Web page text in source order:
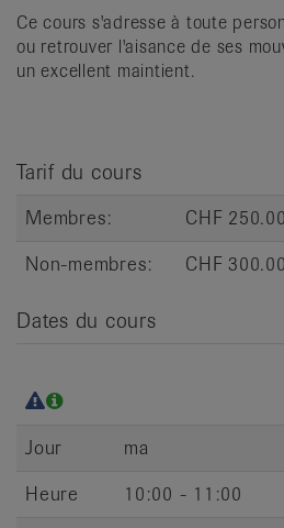
Ce cours s'adresse à toute
ou retrouver l'aisance de ses
un excellent maintient.
Tarif du cours
Membres:
CHF
Non-membres:
CHF
Dates du cours
Jour
ma
Heure
10:00 - 11:00